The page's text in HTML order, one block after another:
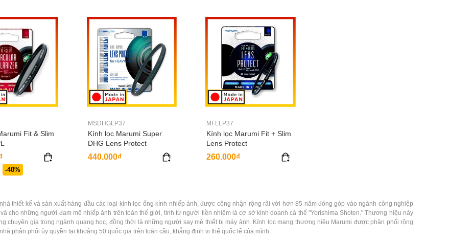
Fit & Slim
-40%
MSDHGLP37
Kính lọc Marumi Super
DHG Lens Protect
440.000₫
MFLLP37
Kính lọc Marumi Fit + Slim
Lens Protect
260.000₫
thiết kế và sản xuất hàng đầu các loại kính lọc ống kính nhiếp ảnh, được công nhận rộng rãi với hơn 85 năm đóng góp vào ngành công nghiệp
cho những người đam mê nhiếp ảnh trên toàn thế giới, tính từ người tiền nhiệm là cơ sở kinh doanh cá thể "Yorishima Shoten." Thương hiệu này
chuyên gia trong ngành quang học, đồng thời là những người say mê thiết bị máy ảnh. Kính lọc mang thương hiệu Marumi được phân phối rộng
phân phối ủy quyền tại khoảng 50 quốc gia trên toàn cầu, khẳng định vị thế quốc tế của mình.